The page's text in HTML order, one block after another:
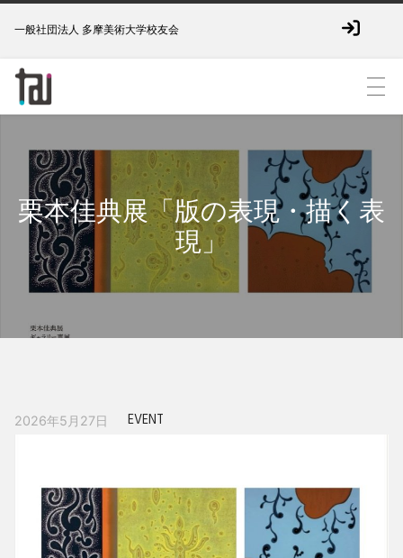
一般社団法人 多摩美術大学校友会
栗本佳典展「版の表現・描く表
現」
2026年5月27日 EVENT